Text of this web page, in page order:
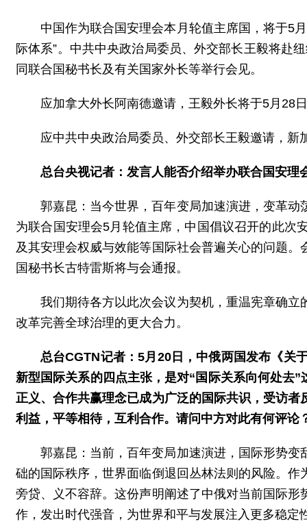
中国作为联合国安理会本月轮值主席国，将于5
际体系”。中共中央政治局委员、外交部长王毅将赴
同联合国秘书长及有关国家外长等举行会见。
应加拿大外长阿南德邀请，王毅外长将于5月28
应中共中央政治局委员、外交部长王毅邀请，
总台央视记者：发言人能否介绍举办联合国安
郭嘉昆：当今世界，百年变局加速演进，变革
为联合国安理会5月轮值主席，中国倡议召开的此次
及其安理会权威与效能等国际社会普遍关心的问题
国秘书长古特雷斯将与会通报。
我们期待各方以此次会议为契机，重温宪章确
改革完善全球治理的更大合力。
总台CGTN记者：5月20日，中俄两国发布《关
新型国际关系的四点主张，是对“国际关系向何处去
正义、合作共赢理念已成为广泛的国际共识，受访
利益，平等相待，互利合作。请问中方对此有何评论
郭嘉昆：当前，百年变局加速演进，国际形势
础的国际秩序，世界面临倒退回丛林法则的风险。
旁贷、义不容辞。这份声明阐述了中俄对当前国际
作，发出时代强音，为世界和平与发展注入更多稳定